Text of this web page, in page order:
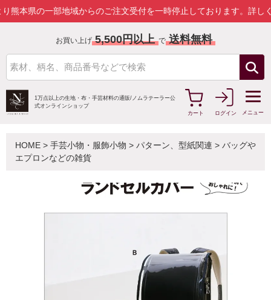
の一部地域からのご注文受付を一時停止しております。詳しくはこ
お買い上げ 5,500円以上 で 送料無料
1万点以上の生地・布・手芸材料の通販/ ノムラテーラー公
式オンラインショップ
カート
ログイン メニュー
HOME > 手芸小物・服飾小物 > パターン、型紙関連 > バッグや
エプロンなどの雑貨